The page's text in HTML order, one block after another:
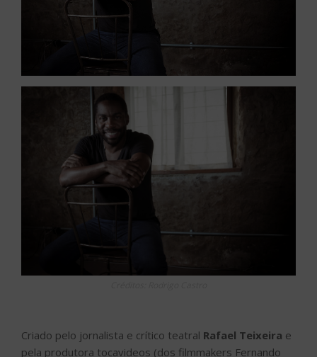
Criado pelo jornalista e crítico teatral Rafael Teixeira e
pela produtora tocavideos (dos filmmakers Fernando